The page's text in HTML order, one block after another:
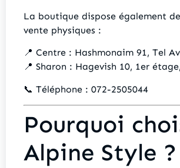
La boutique dispose également
vente physiques :
📍 Centre : Hashmonaim 91, Tel
📍 Sharon : Hagevish 10, 1er
📞 Téléphone : 072-2505044
Pourquoi
Alpine Style ?